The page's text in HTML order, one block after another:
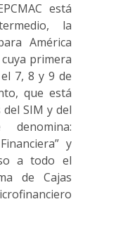
está
la
América
primera
7, 8 y 9 de
que está
SIM y del
y
a todo el
de Cajas